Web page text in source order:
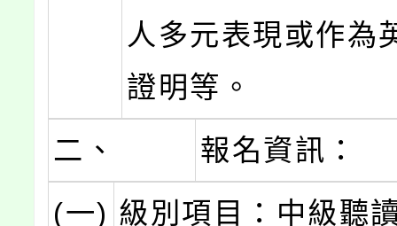
人多元表現或作為
證明等。
二、
報名資訊：
(一) 級別項目：中級聽